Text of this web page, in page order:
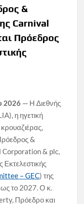
&
Carnival
Πρόεδρος
2026 — Η Διεθνής
η ηγετική
&
Corporation & plc,
Εκτελεστικής
– GEC) της
το 2027. Ο κ.
Πρόεδρο και